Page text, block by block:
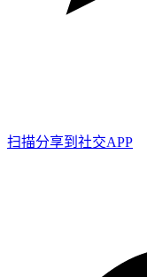
扫描分享到社交APP